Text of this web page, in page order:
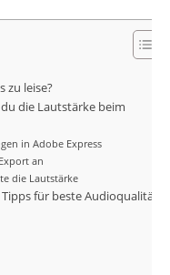
zu leise?
die Lautstärke beim
in Adobe Express
an
die Lautstärke
für beste Audioqualität